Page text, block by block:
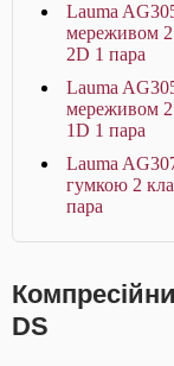
Lauma
мереживом 2
2D 1 пара
Lauma
мереживом 2
1D 1 пара
Lauma
гумкою 2
пара
DS